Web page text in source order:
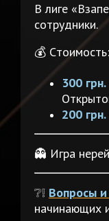
В лиге
сотрудники.
💰 Cтоимость:
300 грн.
200 грн.
👻 Игра
❔❕ Вопросы
начинающих